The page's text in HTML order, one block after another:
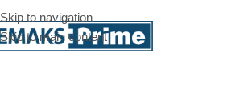
Skip to navigation
Skip to main content